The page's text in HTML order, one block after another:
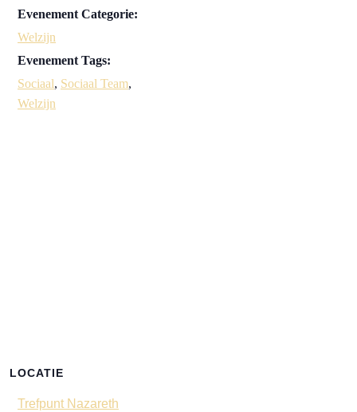
Evenement Categorie:
Welzijn
Evenement Tags:
Sociaal, Sociaal Team,
Welzijn
LOCATIE
Trefpunt Nazareth